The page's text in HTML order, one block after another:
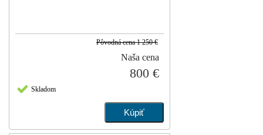
Pôvodná cena1 250 €
Naša cena
800 €
Skladom